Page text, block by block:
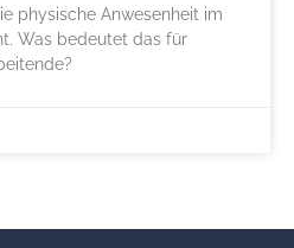
physische Anwesenheit im
Was bedeutet das für